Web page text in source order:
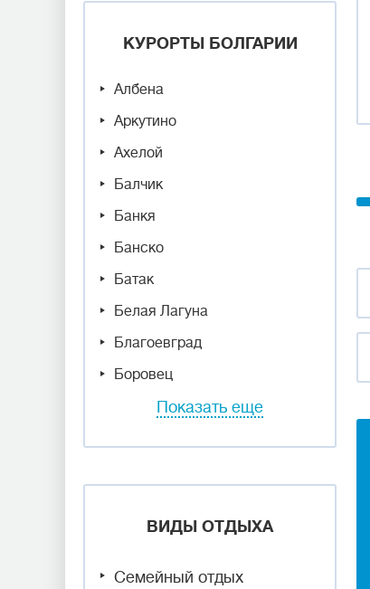
КУРОРТЫ БОЛГАРИИ
Албена
Аркутино
Ахелой
Балчик
Банкя
Банско
Батак
Белая Лагуна
Благоевград
Боровец
Показать еще
ВИДЫ ОТДЫХА
Семейный отдых